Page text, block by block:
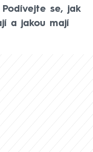
se, jak
a jakou mají